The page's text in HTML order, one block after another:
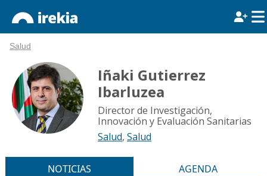
Salud
Iñaki Gutierrez
Ibarluzea
Director de Investigación,
Innovación y Evaluación Sanitarias
Salud, Salud
NOTICIAS
AGENDA